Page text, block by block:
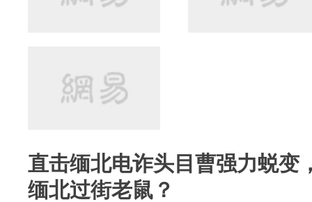
直击缅北电诈头目曹强力蜕变
缅北过街老鼠？